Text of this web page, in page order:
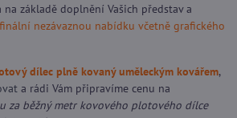
na základě doplnění Vašich představ a
nezávaznou nabídku včetně grafického
dílec plně kovaný uměleckým kovářem,
a rádi Vám připravíme cenu na
za běžný metr kovového plotového dílce